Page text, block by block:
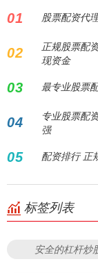
01 股票配资代
02
正规股票配
现资金
03 最专业股票
04
专业股票配
强
05 配
标签列表
安全的杠杆炒